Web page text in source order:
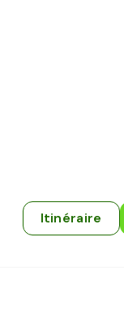
Itinéraire